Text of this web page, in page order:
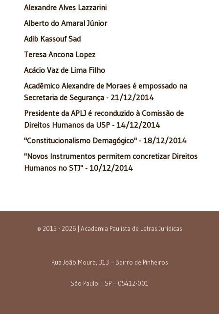
Alexandre Alves Lazzarini
Alberto do Amaral Júnior
Adib Kassouf Sad
Teresa Ancona Lopez
Acácio Vaz de Lima Filho
Acadêmico Alexandre de Moraes é empossado na
Secretaria de Segurança - 21/12/2014
Presidente da APLJ é reconduzido à Comissão de
Direitos Humanos da USP - 14/12/2014
"Constitucionalismo Demagógico" - 18/12/2014
"Novos Instrumentos permitem concretizar Direitos
Humanos no STJ" - 10/12/2014
© 2015 - 2026 | Academia Paulista de Letras Jurídicas
Rua João Moura, 313 – Bairro de Pinheiros
São Paulo – SP – 05412-001